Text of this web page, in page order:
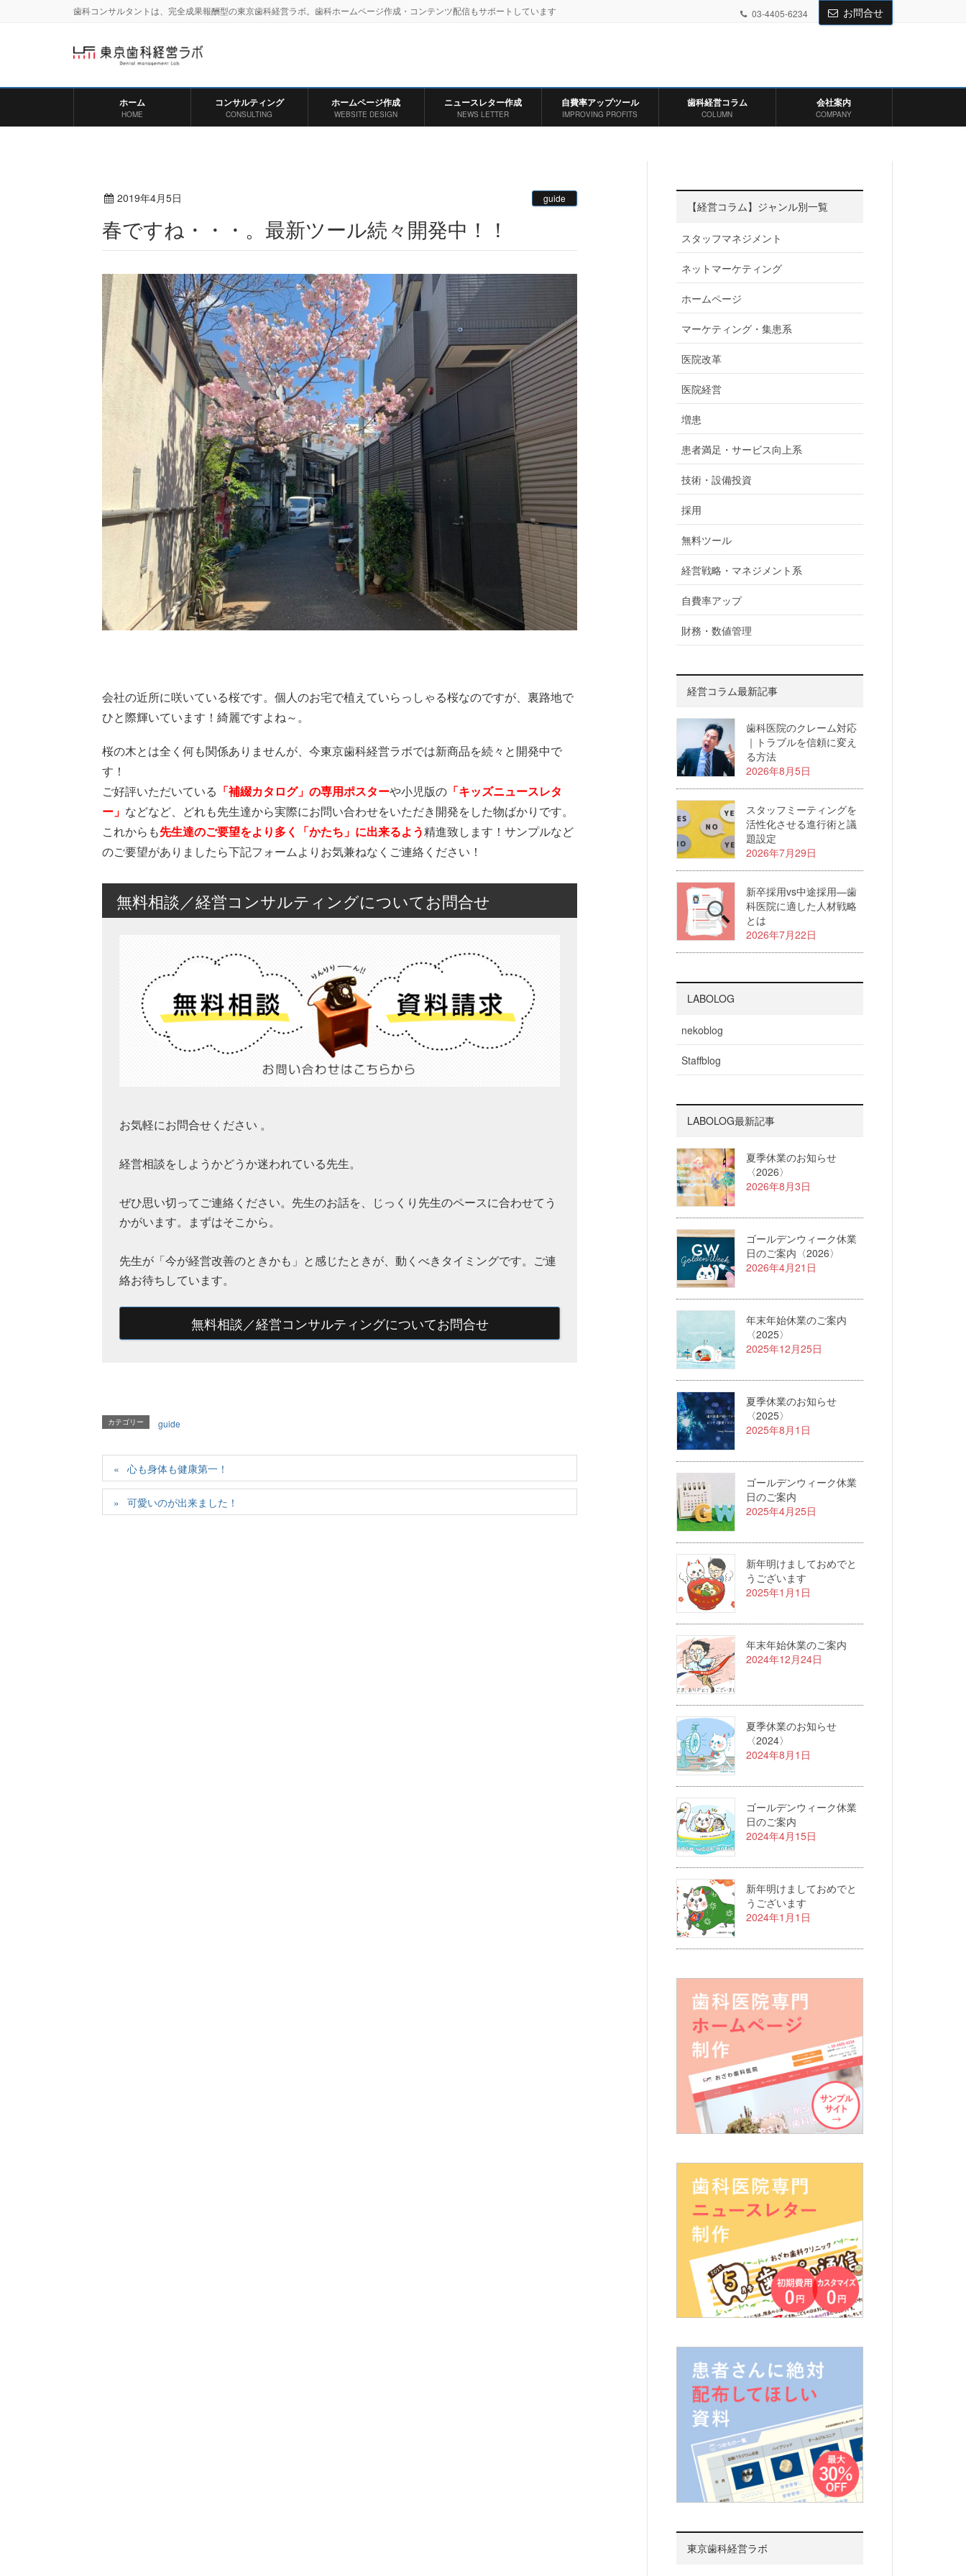
歯科コンサルタントは、完全成果報酬型の東京歯科経営ラボ。歯科ホームページ作成・コンテンツ配信もサポートしています 03-4405-6234 お問合せ
ホーム
HOME
コンサルティング
CONSULTING
ホームページ作成
WEBSITE DESIGN
ニュースレター作成
NEWS LETTER
自費率アップツール
IMPROVING PROFITS
歯科経営コラム
COLUMN
会社案内
COMPANY
2019年4月5日 guide
春ですね・・・。最新ツール続々開発中！！
会社の近所に咲いている桜です。個人のお宅で植えていらっしゃる桜なのですが、裏路地で
ひと際輝いています！綺麗ですよね～。
桜の木とは全く何も関係ありませんが、今東京歯科経営ラボでは新商品を続々と開発中で
す！
ご好評いただいている 「補綴カタログ」の専用ポスターや小児版の 「キッズニュースレタ
ー」 などなど、どれも先生達から実際にお問い合わせをいただき開発をした物ばかりです。
これからも先生達のご要望をより多く「かたち」に出来るよう精進致します！サンプルなど
のご要望がありましたら下記フォームよりお気兼ねなくご連絡ください！
無料相談／経営コンサルティングについてお問合せ
お気軽にお問合せください 。
経営相談をしようかどうか迷われている先生。
ぜひ思い切ってご連絡ください。先生のお話を、じっくり先生のペースに合わせてう
かがいます。まずはそこから。
先生が「今が経営改善のときかも」と感じたときが、動くべきタイミングです。ご連
絡お待ちしています。
無料相談／経営コンサルティングについてお問合せ
カテゴリー guide
心も身体も健康第一！
可愛いのが出来ました！
【経営コラム】ジャンル別一覧
スタッフマネジメント
ネットマーケティング
ホームページ
マーケティング・集患系
医院改革
医院経営
増患
患者満足・サービス向上系
技術・設備投資
採用
無料ツール
経営戦略・マネジメント系
自費率アップ
財務・数値管理
経営コラム最新記事
歯科医院のクレーム対応
｜トラブルを信頼に変え
る方法
2026年8月5日
スタッフミーティングを
活性化させる進行術と議
題設定
2026年7月29日
新卒採用vs中途採用—歯
科医院に適した人材戦略
とは
2026年7月22日
LABOLOG
nekoblog
Staffblog
LABOLOG最新記事
夏季休業のお知らせ
〈2026〉
2026年8月3日
ゴールデンウィーク休業
日のご案内〈2026〉
2026年4月21日
年末年始休業のご案内
〈2025〉
2025年12月25日
夏季休業のお知らせ
〈2025〉
2025年8月1日
ゴールデンウィーク休業
日のご案内
2025年4月25日
新年明けましておめでと
うございます
2025年1月1日
年末年始休業のご案内
2024年12月24日
夏季休業のお知らせ
〈2024〉
2024年8月1日
ゴールデンウィーク休業
日のご案内
2024年4月15日
新年明けましておめでと
うございます
2024年1月1日
東京歯科経営ラボ